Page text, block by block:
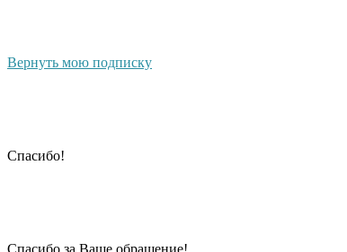
Вернуть мою подписку
Cпасибо!
Cпасибо за Ваше обращение!